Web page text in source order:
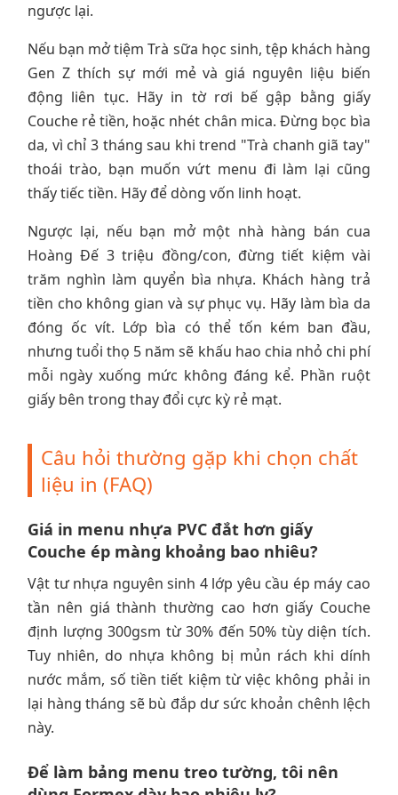
ngược lại.
Nếu bạn mở tiệm Trà sữa học sinh, tệp khách hàng
Gen Z thích sự mới mẻ và giá nguyên liệu biến
động liên tục. Hãy in tờ rơi bế gập bằng giấy
Couche rẻ tiền, hoặc nhét chân mica. Đừng bọc bìa
da, vì chỉ 3 tháng sau khi trend "Trà chanh giã tay"
thoái trào, bạn muốn vứt menu đi làm lại cũng
thấy tiếc tiền. Hãy để dòng vốn linh hoạt.
Ngược lại, nếu bạn mở một nhà hàng bán cua
Hoàng Đế 3 triệu đồng/con, đừng tiết kiệm vài
trăm nghìn làm quyển bìa nhựa. Khách hàng trả
tiền cho không gian và sự phục vụ. Hãy làm bìa da
đóng ốc vít. Lớp bìa có thể tốn kém ban đầu,
nhưng tuổi thọ 5 năm sẽ khấu hao chia nhỏ chi phí
mỗi ngày xuống mức không đáng kể. Phần ruột
giấy bên trong thay đổi cực kỳ rẻ mạt.
Câu hỏi thường gặp khi chọn chất
liệu in (FAQ)
Giá in menu nhựa PVC đắt hơn giấy
Couche ép màng khoảng bao nhiêu?
Vật tư nhựa nguyên sinh 4 lớp yêu cầu ép máy cao
tần nên giá thành thường cao hơn giấy Couche
định lượng 300gsm từ 30% đến 50% tùy diện tích.
Tuy nhiên, do nhựa không bị mủn rách khi dính
nước mắm, số tiền tiết kiệm từ việc không phải in
lại hàng tháng sẽ bù đắp dư sức khoản chênh lệch
này.
Để làm bảng menu treo tường, tôi nên